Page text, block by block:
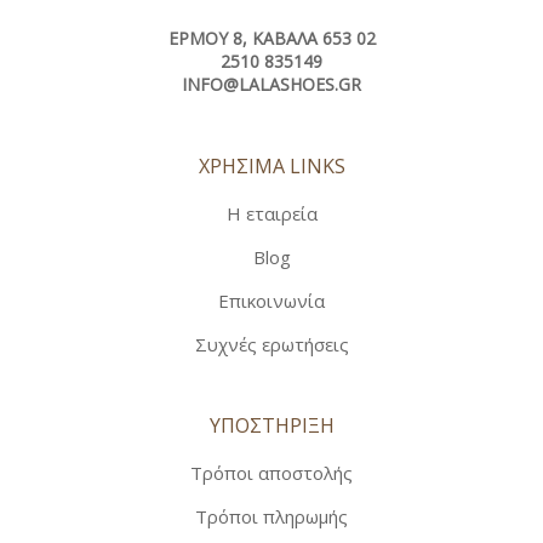
ΕΡΜΟΎ 8, ΚΑΒΆΛΑ 653 02
2510 835149
INFO@LALASHOES.GR
ΧΡΗΣΙΜΑ LINKS
Η εταιρεία
Blog
Επικοινωνία
Συχνές ερωτήσεις
ΥΠΟΣΤΗΡΙΞΗ
Τρόποι αποστολής
Τρόποι πληρωμής